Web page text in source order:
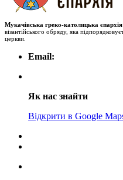
Мукачівська греко-католицька єпархія
візантійського обряду, яка
церкви.
Email:
Як нас знайти
Відкрити в Google